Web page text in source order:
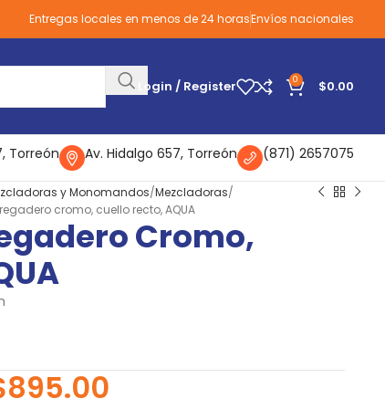
Entregas locales en menos de 24 horasEnvíos nacionales
Login / Register 0 $0.00
Torreón Av. Hidalgo 657, Torreón (871) 2657075
y Monomandos Mezcladoras
cromo, cuello recto, AQUA
Cromo,
895.00